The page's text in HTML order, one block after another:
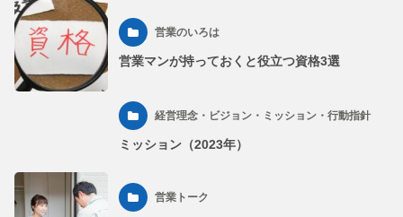
営業のいろは
営業マンが持っておくと役立つ資格3選
経営理念・ビジョン・ミッション・行動指針
ミッション（2023年）
営業トーク